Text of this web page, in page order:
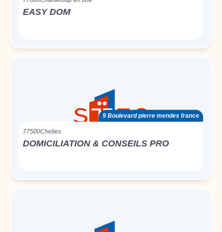
EASY DOM
9 Boulevard pierre mendes france
77500Chelles
DOMICILIATION & CONSEILS PRO